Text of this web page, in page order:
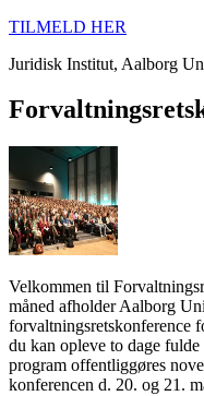
TILMELD HER
Juridisk Institut, Aalborg
Velkommen til
måned afholder Aalborg
forvaltningsretskonference
du kan opleve to dage
program offentliggøres
konferencen d. 20. og 21.